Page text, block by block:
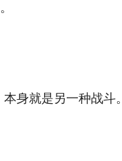
身就是另一种战斗。